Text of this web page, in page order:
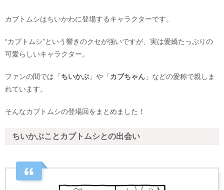
カブトムシはちいかわに登場するキャラクターです。
“カブトムシ”という響きのクセが強いですが、実は愛嬌たっぷりの
可愛らしいキャラクター。
ファンの間では「 ちいかぶ 」や「 カブちゃん 」などの愛称で親しま
れています。
そんなカブトムシの登場回をまとめました！
ちいかぶことカブトムシとの出会い